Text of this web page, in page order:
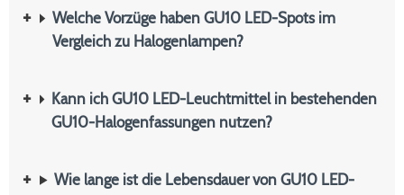
Welche Vorzüge haben GU10 LED-Spots im
Vergleich zu Halogenlampen?
Kann ich GU10 LED-Leuchtmittel in bestehenden
GU10-Halogenfassungen nutzen?
Wie lange ist die Lebensdauer von GU10 LED-